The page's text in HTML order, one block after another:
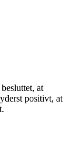
at
positivt, at